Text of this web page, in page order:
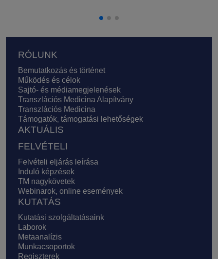
Lábléc
RÓLUNK
Bemutatkozás és történet
Működés és célok
Sajtó- és médiamegjelenések
Transzlációs Medicina Alapítvány
Transzlációs Medicina
Támogatók, támogatási lehetőségek
AKTUÁLIS
FELVÉTELI
Felvételi eljárás leírása
Induló képzések
TM nagykövetek
Webinarok, online események
KUTATÁS
Kutatási szolgáltatásaink
Laborok
Metaanalízis
Munkacsoportok
Regiszterek